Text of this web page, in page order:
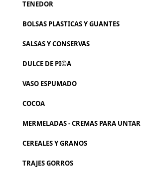
TENEDOR
BOLSAS PLASTICAS Y GUANTES
SALSAS Y CONSERVAS
DULCE DE PI©A
VASO ESPUMADO
COCOA
MERMELADAS - CREMAS PARA UNTAR
CEREALES Y GRANOS
TRAJES GORROS